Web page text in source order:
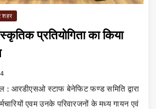
शहर
प्रतियोगिता का किया
आरडीएसओ स्टाफ बेनेफिट फण्ड समिति द्वारा
एवम उनके परिवारजनों के मध्य गायन एवं